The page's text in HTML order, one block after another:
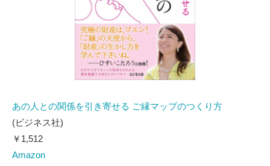
あの人との関係を引き寄せる ご縁マップのつくり方
(ビジネス社)
￥1,512
Amazon